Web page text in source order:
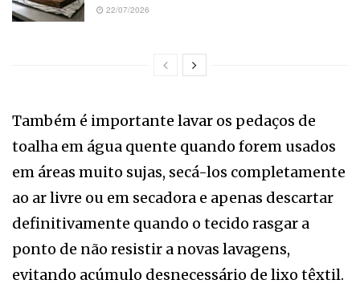
22/07/2026
Também é importante lavar os pedaços de
toalha em água quente quando forem usados
em áreas muito sujas, secá-los completamente
ao ar livre ou em secadora e apenas descartar
definitivamente quando o tecido rasgar a
ponto de não resistir a novas lavagens,
evitando acúmulo desnecessário de lixo têxtil.